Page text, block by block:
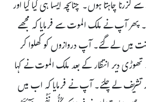
چاہتا ہوں۔ چنانچہ ایسا ہی کیا گیا اور
آپ نے ملک الموت سے فرمایا کہ مجھے
میں لے گئے۔ آپ دروازوں کو کھلوا کر
دیر انتظار کے بعد ملک الموت نے کہا
لے چلئے۔ آپ نے فرمایا کہ اب میں